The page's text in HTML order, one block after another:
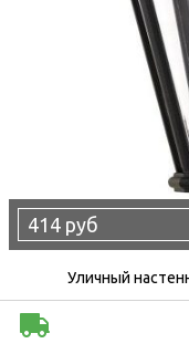
414 руб
Уличный